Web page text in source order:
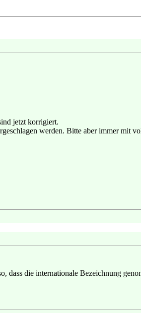
jetzt korrigiert.
werden. Bitte aber immer mit
dass die internationale Bezeichnung